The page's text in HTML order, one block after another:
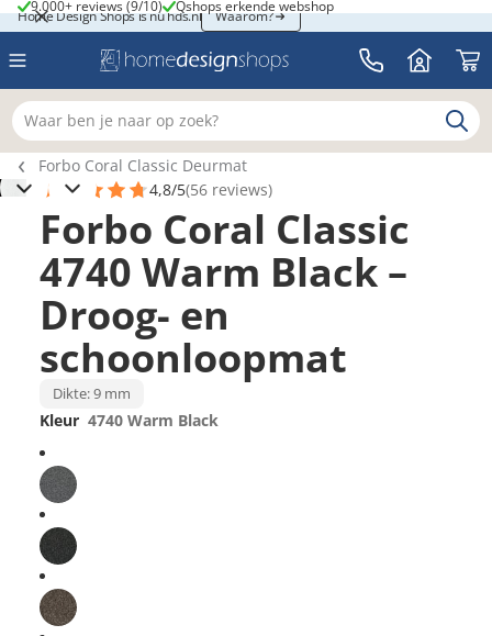
Home Design Shops is nu hds.nl
Home Design Shops is nu hds.nl Waarom?
9.000+ reviews (9/10)
9.000+ reviews (9/10) Qshops erkende webshop
Qshops erkende webshop
Waar ben je naar op zoek?
Breadcrumb navigatie
Forbo Coral Classic Deurmat
4,8/5(56 reviews)
Forbo Coral Classic
4740 Warm Black –
Droog- en
schoonloopmat
Dikte: 9 mm
Kleur 4740 Warm Black